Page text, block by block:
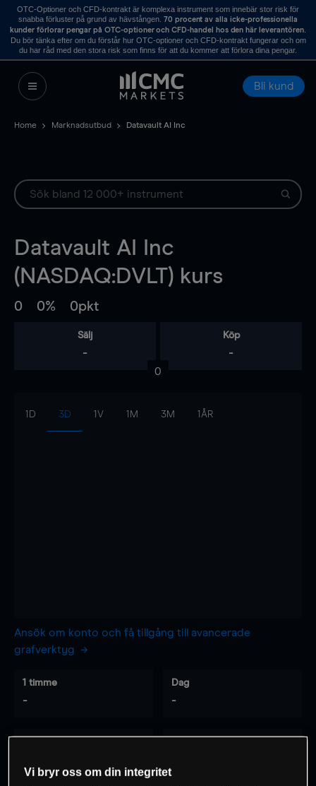
OTC-Optioner och CFD-kontrakt är komplexa instrument som innebär stor risk för
snabba förluster på grund av hävstången. 70 procent av alla icke-professionella
kunder förlorar pengar på OTC-optioner och CFD-handel hos den här leverantören.
Du bör tänka efter om du förstår hur OTC-optioner och CFD-kontrakt fungerar och om
du har råd med den stora risk som finns för att du kommer att förlora dina pengar.
Bli kund
Home Marknadsutbud Datavault AI Inc
Datavault AI Inc
(NASDAQ:DVLT) kurs
0 0% 0pkt
Sälj
-
Köp
-
0
1D 3D 1V 1M 3M 1ÅR
Ansök om konto och få tillgång till avancerade
grafverktyg
1 timme
-
Dag
-
Vi bryr oss om din integritet